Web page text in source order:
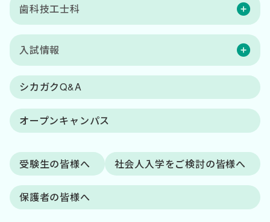
歯科技工士科
入試情報
シカガクQ&A
オープンキャンパス
受験生の皆様へ 社会人入学をご検討の皆様へ
保護者の皆様へ